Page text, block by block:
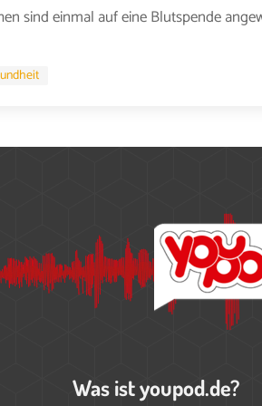
sind einmal auf eine Blutspende
Was ist youpod.de?